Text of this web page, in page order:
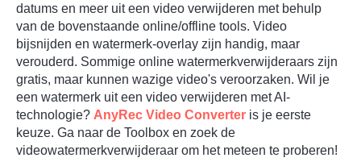
datums en meer uit een video verwijderen met behulp
van de bovenstaande online/offline tools. Video
bijsnijden en watermerk-overlay zijn handig, maar
verouderd. Sommige online watermerkverwijderaars zijn
gratis, maar kunnen wazige video's veroorzaken. Wil je
een watermerk uit een video verwijderen met AI-
technologie? AnyRec Video Converter is je eerste
keuze. Ga naar de Toolbox en zoek de
videowatermerkverwijderaar om het meteen te proberen!